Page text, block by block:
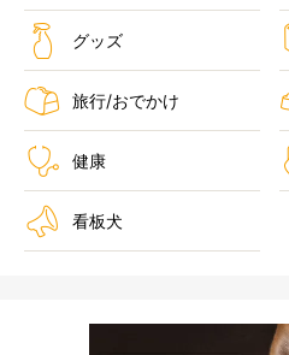
グッズ
旅行/おでかけ
健康
看板犬